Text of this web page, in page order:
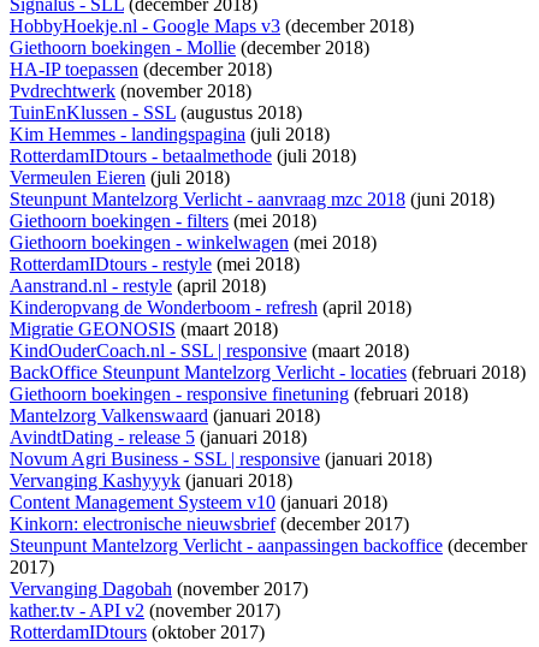
Signalus - SLL (december 2018)
HobbyHoekje.nl - Google Maps v3 (december 2018)
Giethoorn boekingen - Mollie (december 2018)
HA-IP toepassen (december 2018)
Pvdrechtwerk (november 2018)
TuinEnKlussen - SSL (augustus 2018)
Kim Hemmes - landingspagina (juli 2018)
RotterdamIDtours - betaalmethode (juli 2018)
Vermeulen Eieren (juli 2018)
Steunpunt Mantelzorg Verlicht - aanvraag mzc 2018 (juni 2018)
Giethoorn boekingen - filters (mei 2018)
Giethoorn boekingen - winkelwagen (mei 2018)
RotterdamIDtours - restyle (mei 2018)
Aanstrand.nl - restyle (april 2018)
Kinderopvang de Wonderboom - refresh (april 2018)
Migratie GEONOSIS (maart 2018)
KindOuderCoach.nl - SSL | responsive (maart 2018)
BackOffice Steunpunt Mantelzorg Verlicht - locaties (februari 2018)
Giethoorn boekingen - responsive finetuning (februari 2018)
Mantelzorg Valkenswaard (januari 2018)
AvindtDating - release 5 (januari 2018)
Novum Agri Business - SSL | responsive (januari 2018)
Vervanging Kashyyyk (januari 2018)
Content Management Systeem v10 (januari 2018)
Kinkorn: electronische nieuwsbrief(december 2017)
Steunpunt Mantelzorg Verlicht - aanpassingen backoffice (december
2017)
Vervanging Dagobah (november 2017)
kather.tv - API v2 (november 2017)
RotterdamIDtours (oktober 2017)